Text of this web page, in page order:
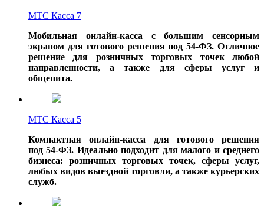
МТС Касса 7
Мобильная онлайн-касса с большим сенсорным
экраном для готового решения под 54-ФЗ. Отличное
решение для розничных торговых точек любой
направленности, а также для сферы услуг и
общепита.
MТС Касса 5
Компактная онлайн-касса для готового решения
под54-ФЗ. Идеально подходит для малого и среднего
бизнеса: розничных торговых точек, сферы услуг,
любых видов выездной торговли, а также курьерских
служб.